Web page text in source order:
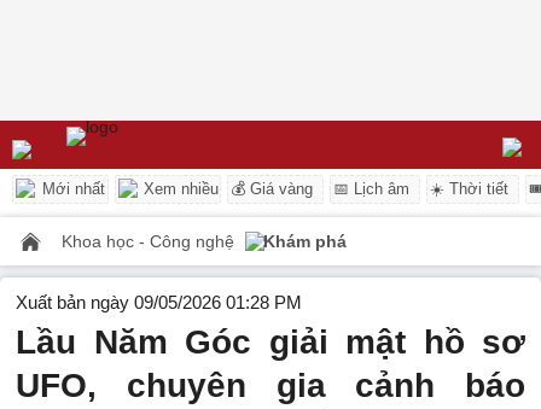
Mới nhất Xem nhiều 💰 Giá vàng 📅 Lịch âm ☀️ Thời tiết
Khoa học - Công nghệ Khám phá
Xuất bản ngày 09/05/2026 01:28 PM
Lầu Năm Góc giải mật hồ sơ
UFO, chuyên gia cảnh báo